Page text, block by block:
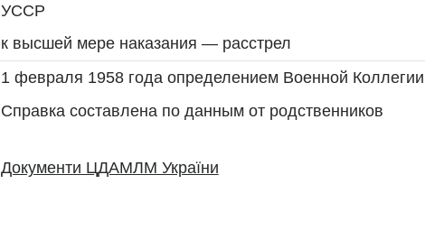
УССР
к высшей мере наказания — расстрел
1 февраля 1958 года определением Военной
Справка составлена по данным от родственников
Документи ЦДАМЛМ України